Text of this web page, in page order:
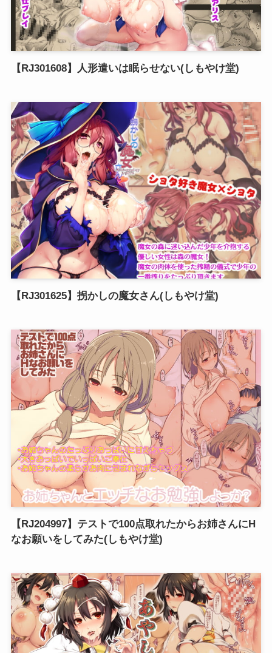
【RJ301608】人形遣いは眠らせない(しもやけ堂)
【RJ301625】拐かしの魔女さん(しもやけ堂)
【RJ204997】テストで100点取れたからお姉さんにH
なお願いをしてみた(しもやけ堂)